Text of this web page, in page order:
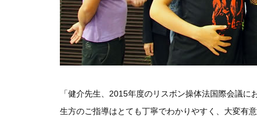
「健介先生、2015年度のリスボン操体法国際会議
生方のご指導はとても丁寧でわかりやすく、大変有